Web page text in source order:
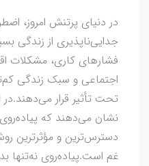
در دنیای پرتنش امروز،
جدایی‌ناپذیری از زندگی
فشارهای کاری، مشکلات
اجتماعی و سبک زندگی
تحت تأثیر قرار
نشان می‌دهند که
دسترس‌ترین و مؤثرترین
غم است.پیاده‌روی نه‌تنها